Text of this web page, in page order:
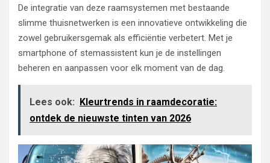
De integratie van deze raamsystemen met bestaande
slimme thuisnetwerken is een innovatieve ontwikkeling die
zowel gebruikersgemak als efficiëntie verbetert. Met je
smartphone of stemassistent kun je de instellingen
beheren en aanpassen voor elk moment van de dag.
Lees ook: Kleurtrends in raamdecoratie:
ontdek de nieuwste tinten van 2026